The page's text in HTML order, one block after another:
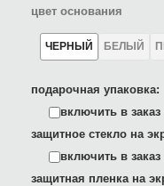
цвет основания
ЧЕРНЫЙ БЕЛЫЙ
подарочная упаковка:
включить в заказ
защитное стекло на
включить в заказ
защитная пленка на